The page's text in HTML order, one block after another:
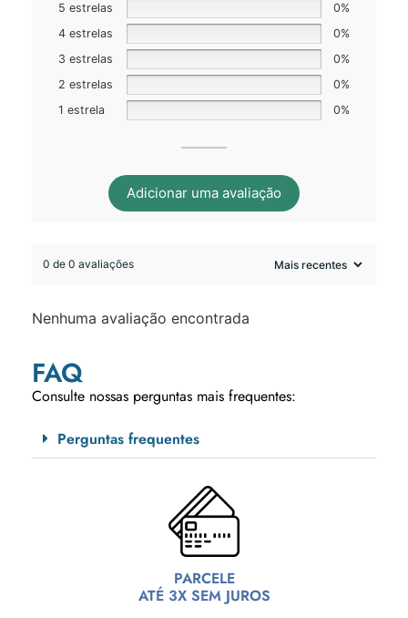
5 estrelas
0%
4 estrelas
0%
3 estrelas
0%
2 estrelas
0%
1 estrela
0%
Adicionar uma avaliação
0 de 0 avaliações
Nenhuma avaliação encontrada
FAQ
Consulte nossas perguntas mais frequentes:
Perguntas frequentes
PARCELE
ATÉ 3X SEM JUROS